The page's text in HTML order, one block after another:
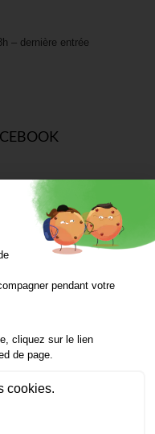
– dernière entrée
PRATIQUES
personnelles